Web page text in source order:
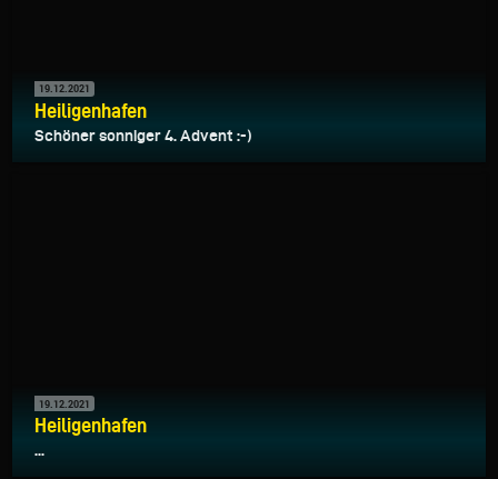
19.12.2021
Heiligenhafen
Schöner sonniger 4. Advent :-)
19.12.2021
Heiligenhafen
...